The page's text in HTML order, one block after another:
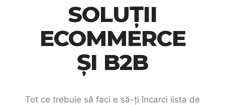
SOLUȚII
ECOMMERCE
ȘI B2B
Tot ce trebuie să faci e să-ți încarci lista de